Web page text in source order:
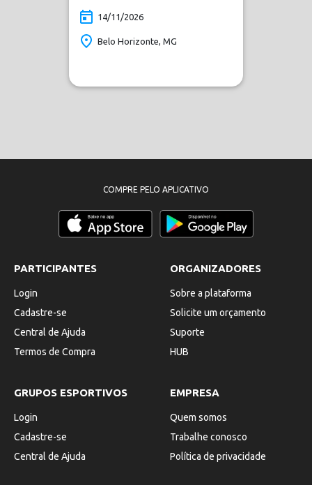
14/11/2026
Belo Horizonte, MG
PARTICIPANTES
Login
Cadastre-se
Central de Ajuda
Termos de Compra
ORGANIZADORES
Sobre a plataforma
Solicite um orçamento
Suporte
HUB
GRUPOS ESPORTIVOS
Login
Cadastre-se
Central de Ajuda
EMPRESA
Quem somos
Trabalhe conosco
Política de privacidade
COMPRE PELO APLICATIVO